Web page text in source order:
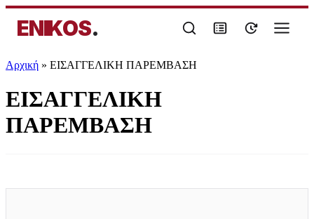
ENIKOS.
Αρχική » ΕΙΣΑΓΓΕΛΙΚΗ ΠΑΡΕΜΒΑΣΗ
ΕΙΣΑΓΓΕΛΙΚΗ
ΠΑΡΕΜΒΑΣΗ